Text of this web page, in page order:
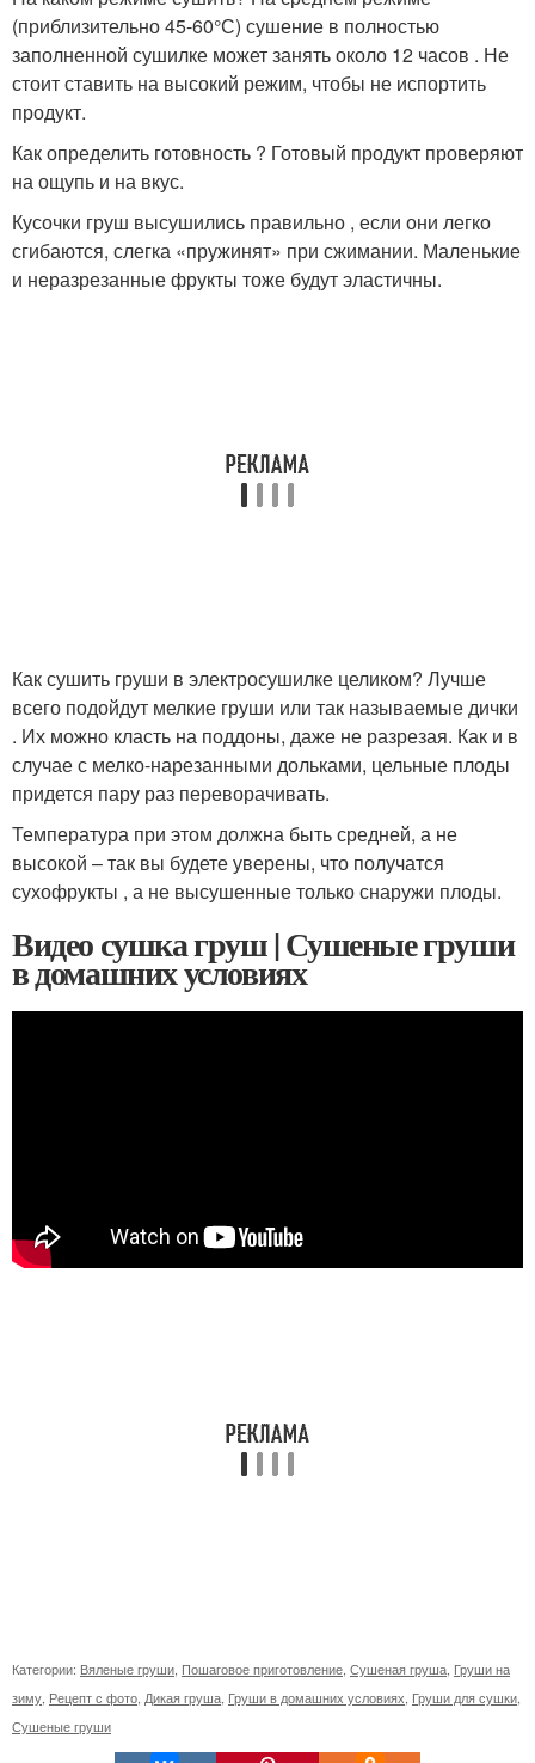
(приблизительно 45-60°С) сушение в полностью
заполненной сушилке может занять около 12 часов . Не
стоит ставить на высокий режим, чтобы не испортить
продукт.
Как определить готовность ? Готовый продукт проверяют
на ощупь и на вкус.
Кусочки груш высушились правильно , если они легко
сгибаются, слегка «пружинят» при сжимании. Маленькие
и неразрезанные фрукты тоже будут эластичны.
Как сушить груши в электросушилке целиком? Лучше
всего подойдут мелкие груши или так называемые дички
. Их можно класть на поддоны, даже не разрезая. Как и в
случае с мелко-нарезанными дольками, цельные плоды
придется пару раз переворачивать.
Температура при этом должна быть средней, а не
высокой – так вы будете уверены, что получатся
сухофрукты , а не высушенные только снаружи плоды.
Видео сушка груш | Сушеные груши
в домашних условиях
Категории: Вяленые груши, Пошаговое приготовление, Сушеная груша, Груши на
зиму, Рецепт с фото, Дикая груша, Груши в домашних условиях, Груши для сушки,
Сушеные груши